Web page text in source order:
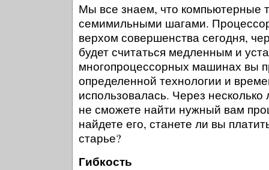
Мы все знаем, что компьютерные
семимильными шагами.
верхом совершенства сегодня,
будет считаться медленным и
многопроцессорных машинах вы
определенной технологии и
использовалась. Через
не сможете найти нужный вам
найдете его, станете ли вы
старье?
Гибкость